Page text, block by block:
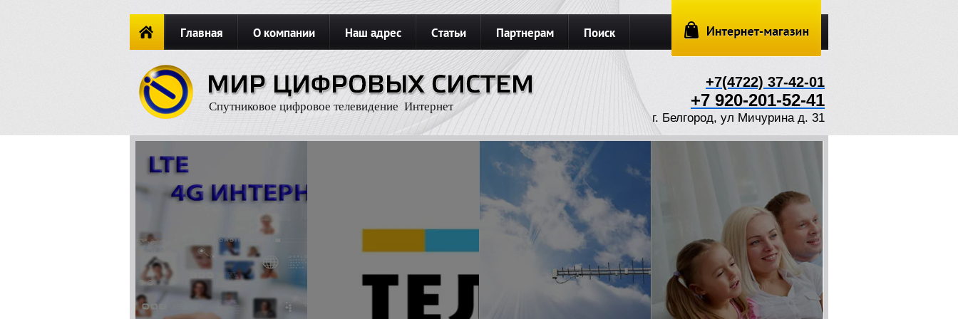
Главная О компании Наш адрес Статьи Партнерам Поиск
Новости Карта сайта Подключить интернет
Спутниковое цифровое телевидение Интернет
+7(4722) 37-42-01
+7 920-201-52-41
г. Белгород, ул Мичурина д. 31